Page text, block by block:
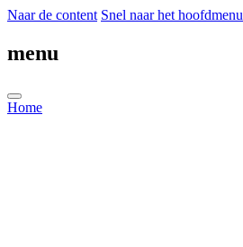
Naar de content Snel naar het hoofdmenu
menu
Home